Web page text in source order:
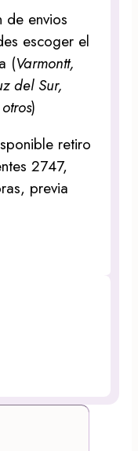
de envios
escoger el
(Varmontt,
del Sur,
)
retiro
2747,
previa